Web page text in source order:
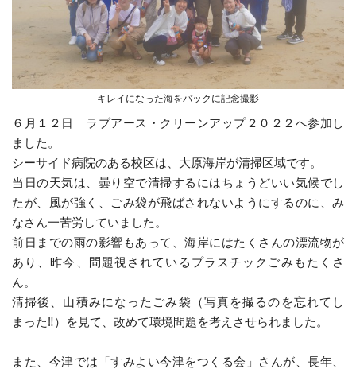
キレイになった海をバックに記念撮影
６月１２日 ラブアース・クリーンアップ２０２２へ参加し
ました。
シーサイド病院のある校区は、大原海岸が清掃区域です。
当日の天気は、曇り空で清掃するにはちょうどいい気候でし
たが、風が強く、ごみ袋が飛ばされないようにするのに、み
なさん一苦労していました。
前日までの雨の影響もあって、海岸にはたくさんの漂流物が
あり、昨今、問題視されているプラスチックごみもたくさ
ん。
清掃後、山積みになったごみ袋（写真を撮るのを忘れてし
まった‼）を見て、改めて環境問題を考えさせられました。
また、今津では「すみよい今津をつくる会」さんが、長年、